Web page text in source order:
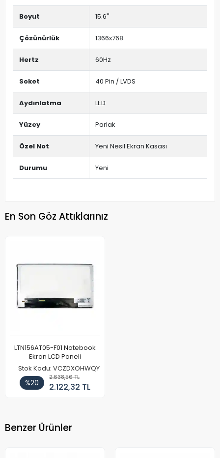
Boyut 15.6''
Çözünürlük 1366x768
Hertz 60Hz
Soket 40 Pin / LVDS
Aydınlatma LED
Yüzey Parlak
Özel Not Yeni Nesil Ekran Kasası
Durumu Yeni
En Son Göz Attıklarınız
LTN156AT05-F01 Notebook
Ekran LCD Paneli
Stok Kodu: VCZDXOHWQY
%20
2.638,56 TL
2.122,32 TL
Benzer Ürünler